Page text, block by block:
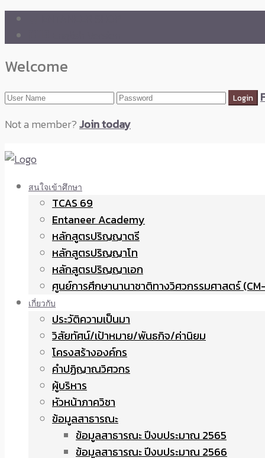
Welcome
Not a member?Join today
สนใจเข้าศึกษา
TCAS 69
Entaneer Academy
หลักสูตรปริญญาตรี
หลักสูตรปริญญาโท
หลักสูตรปริญญาเอก
ศูนย์การศึกษานานาชาติทางวิศวกรรมศาสตร์
เกี่ยวกับ
ประวัติความเป็นมา
วิสัยทัศน์/เป้าหมาย/พันธกิจ/ค่านิยม
โครงสร้างองค์กร
คำปฏิญาณวิศวกร
ผู้บริหาร
หัวหน้าภาควิชา
ข้อมูลสาธารณะ
ข้อมูลสาธารณะ ปีงบประมาณ 2565
ข้อมูลสาธารณะ ปีงบประมาณ 2566